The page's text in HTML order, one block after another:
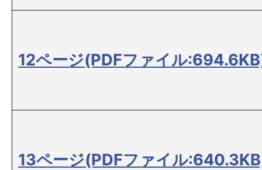
12ページ(PDFファイル
13ページ(PDFファイル